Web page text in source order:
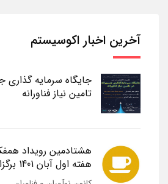
آخرین اخبار اکوسیستم
جایگاه سرمایه گذاری
تامین نیاز فناورانه
هشتادمین رویداد
هفته اول آبان 1401 برگزار می شود